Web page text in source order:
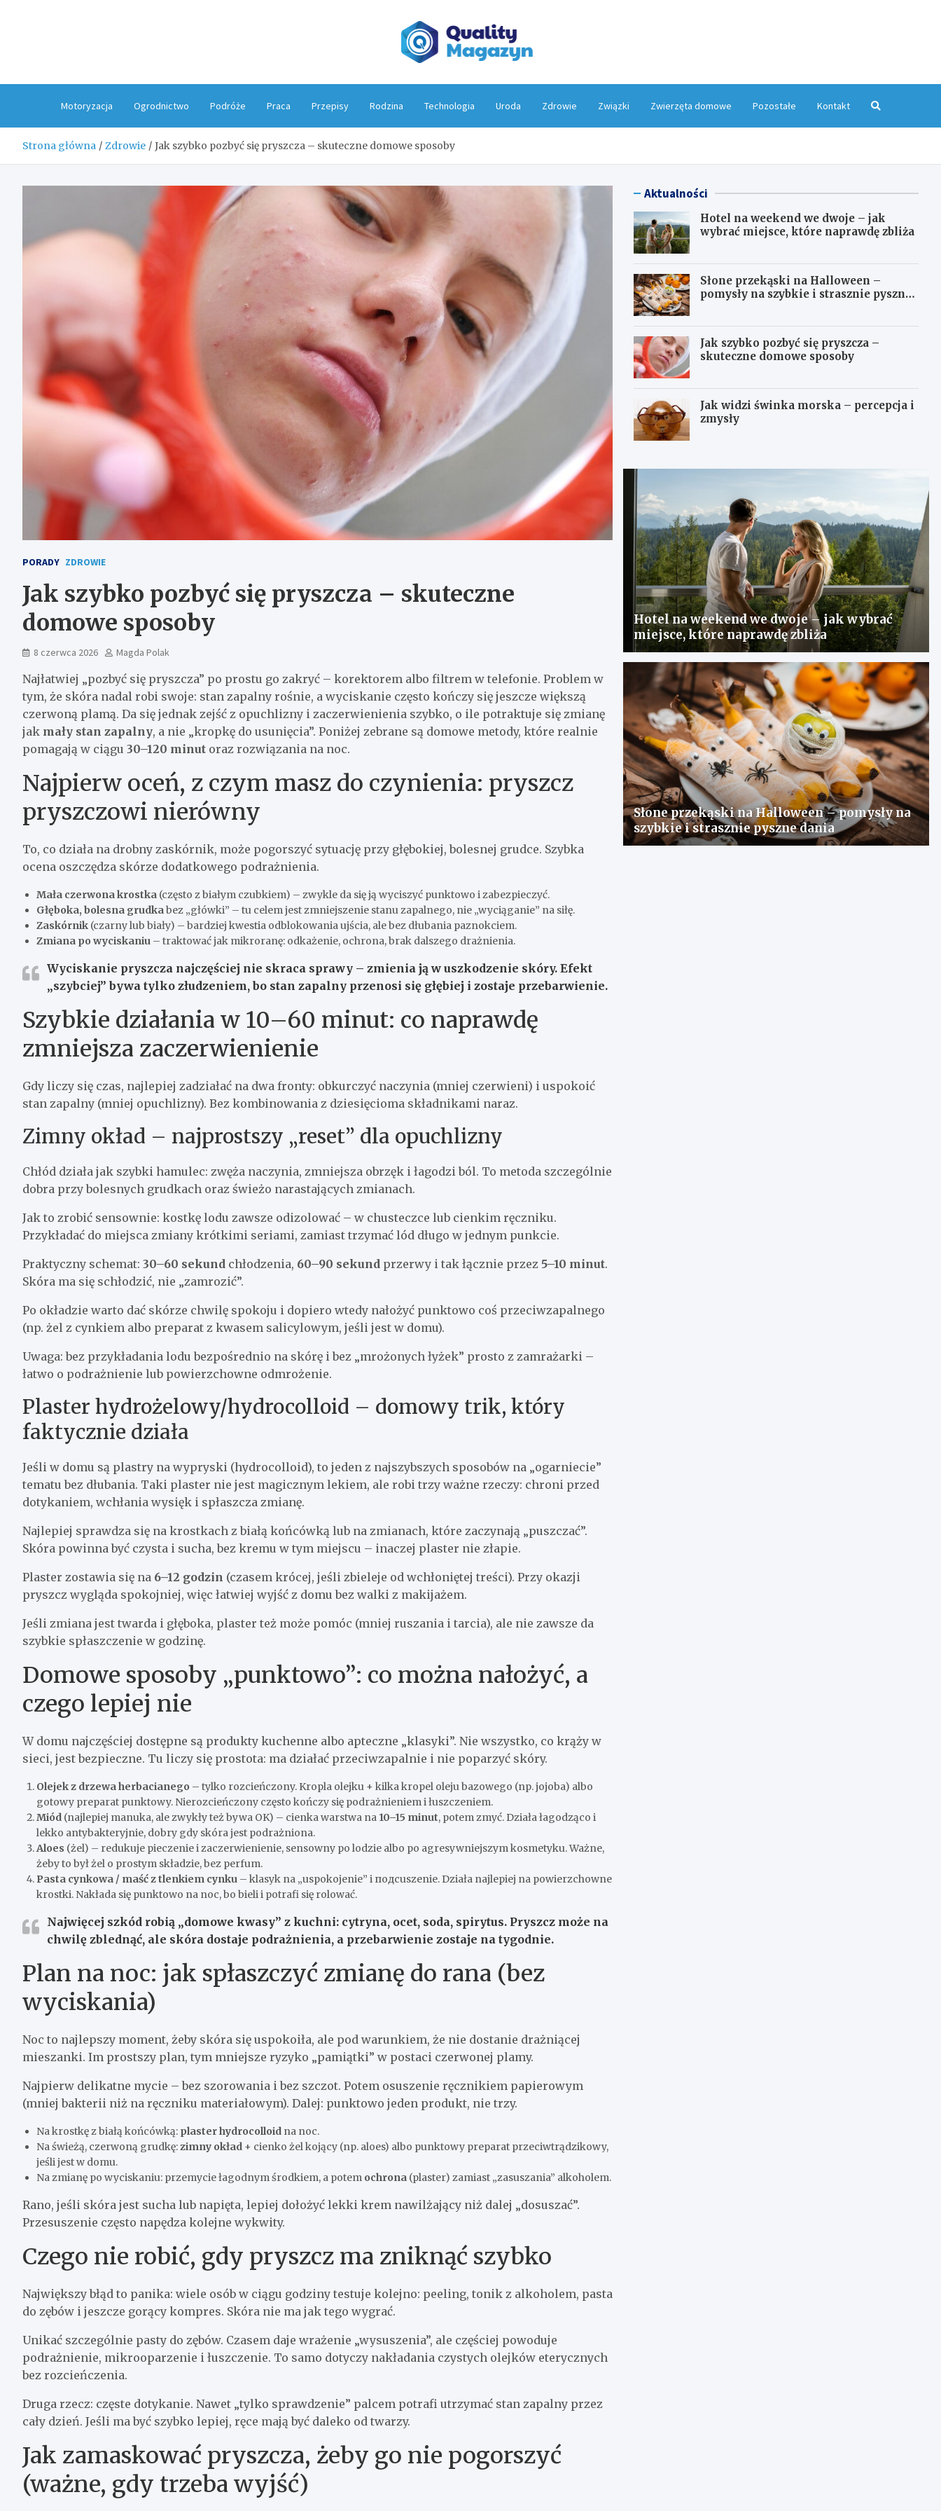
Motoryzacja Ogrodnictwo Podróże Praca Przepisy Rodzina Technologia Uroda Zdrowie Związki Zwierzęta domowe Pozostałe Kontakt
Strona główna Zdrowie Jak szybko pozbyć się pryszcza – skuteczne domowe sposoby
PORADY ZDROWIE
Jak szybko pozbyć się pryszcza – skuteczne
domowe sposoby
8 czerwca 2026 Magda Polak
Najłatwiej „pozbyć się pryszcza” po prostu go zakryć – korektorem albo filtrem w telefonie. Problem w
tym, że skóra nadal robi swoje: stan zapalny rośnie, a wyciskanie często kończy się jeszcze większą
czerwoną plamą. Da się jednak zejść z opuchlizny i zaczerwienienia szybko, o ile potraktuje się zmianę
jak mały stan zapalny, a nie „kropkę do usunięcia”. Poniżej zebrane są domowe metody, które realnie
pomagają w ciągu 30–120 minut oraz rozwiązania na noc.
Najpierw oceń, z czym masz do czynienia: pryszcz
pryszczowi nierówny
To, co działa na drobny zaskórnik, może pogorszyć sytuację przy głębokiej, bolesnej grudce. Szybka
ocena oszczędza skórze dodatkowego podrażnienia.
Mała czerwona krostka (często z białym czubkiem) – zwykle da się ją wyciszyć punktowo i zabezpieczyć.
Głęboka, bolesna grudkabez „główki” – tu celem jest zmniejszenie stanu zapalnego, nie „wyciąganie” na siłę.
Zaskórnik (czarny lub biały) – bardziej kwestia odblokowania ujścia, ale bez dłubania paznokciem.
Zmiana po wyciskaniu – traktować jak mikroranę: odkażenie, ochrona, brak dalszego drażnienia.
Wyciskanie pryszcza najczęściej nie skraca sprawy – zmienia ją w uszkodzenie skóry. Efekt
„szybciej” bywa tylko złudzeniem, bo stan zapalny przenosi się głębiej i zostaje przebarwienie.
Szybkie działania w 10–60 minut: co naprawdę
zmniejsza zaczerwienienie
Gdy liczy się czas, najlepiej zadziałać na dwa fronty: obkurczyć naczynia (mniej czerwieni) i uspokoić
stan zapalny (mniej opuchlizny). Bez kombinowania z dziesięcioma składnikami naraz.
Zimny okład – najprostszy „reset” dla opuchlizny
Chłód działa jak szybki hamulec: zwęża naczynia, zmniejsza obrzęk i łagodzi ból. To metoda szczególnie
dobra przy bolesnych grudkach oraz świeżo narastających zmianach.
Jak to zrobić sensownie: kostkę lodu zawsze odizolować – w chusteczce lub cienkim ręczniku.
Przykładać do miejsca zmiany krótkimi seriami, zamiast trzymać lód długo w jednym punkcie.
Praktyczny schemat: 30–60 sekund chłodzenia, 60–90 sekund przerwy i tak łącznie przez 5–10 minut.
Skóra ma się schłodzić, nie „zamrozić”.
Po okładzie warto dać skórze chwilę spokoju i dopiero wtedy nałożyć punktowo coś przeciwzapalnego
(np. żel z cynkiem albo preparat z kwasem salicylowym, jeśli jest w domu).
Uwaga: bez przykładania lodu bezpośrednio na skórę i bez „mrożonych łyżek” prosto z zamrażarki –
łatwo o podrażnienie lub powierzchowne odmrożenie.
Plaster hydrożelowy/hydrocolloid – domowy trik, który
faktycznie działa
Jeśli w domu są plastry na wypryski (hydrocolloid), to jeden z najszybszych sposobów na „ogarniecie”
tematu bez dłubania. Taki plaster nie jest magicznym lekiem, ale robi trzy ważne rzeczy: chroni przed
dotykaniem, wchłania wysięk i spłaszcza zmianę.
Najlepiej sprawdza się na krostkach z białą końcówką lub na zmianach, które zaczynają „puszczać”.
Skóra powinna być czysta i sucha, bez kremu w tym miejscu – inaczej plaster nie złapie.
Plaster zostawia się na 6–12 godzin (czasem krócej, jeśli zbieleje od wchłoniętej treści). Przy okazji
pryszcz wygląda spokojniej, więc łatwiej wyjść z domu bez walki z makijażem.
Jeśli zmiana jest twarda i głęboka, plaster też może pomóc (mniej ruszania i tarcia), ale nie zawsze da
szybkie spłaszczenie w godzinę.
Domowe sposoby „punktowo”: co można nałożyć, a
czego lepiej nie
W domu najczęściej dostępne są produkty kuchenne albo apteczne „klasyki”. Nie wszystko, co krąży w
sieci, jest bezpieczne. Tu liczy się prostota: ma działać przeciwzapalnie i nie poparzyć skóry.
Olejek z drzewa herbacianego – tylko rozcieńczony. Kropla olejku + kilka kropel oleju bazowego (np. jojoba) albo
gotowy preparat punktowy. Nierozcieńczony często kończy się podrażnieniem i łuszczeniem.
Miód (najlepiej manuka, ale zwykły też bywa OK) – cienka warstwa na 10–15 minut, potem zmyć. Działa łagodząco i
lekko antybakteryjnie, dobry gdy skóra jest podrażniona.
Aloes (żel) – redukuje pieczenie i zaczerwienienie, sensowny po lodzie albo po agresywniejszym kosmetyku. Ważne,
żeby to był żel o prostym składzie, bez perfum.
Pasta cynkowa / maść z tlenkiem cynku – klasyk na „uspokojenie” i подсuszenie. Działa najlepiej na powierzchowne
krostki. Nakłada się punktowo na noc, bo bieli i potrafi się rolować.
Najwięcej szkód robią „domowe kwasy” z kuchni: cytryna, ocet, soda, spirytus. Pryszcz może na
chwilę zblednąć, ale skóra dostaje podrażnienia, a przebarwienie zostaje na tygodnie.
Plan na noc: jak spłaszczyć zmianę do rana (bez
wyciskania)
Noc to najlepszy moment, żeby skóra się uspokoiła, ale pod warunkiem, że nie dostanie drażniącej
mieszanki. Im prostszy plan, tym mniejsze ryzyko „pamiątki” w postaci czerwonej plamy.
Najpierw delikatne mycie – bez szorowania i bez szczot. Potem osuszenie ręcznikiem papierowym
(mniej bakterii niż na ręczniku materiałowym). Dalej: punktowo jeden produkt, nie trzy.
Na krostkę z białą końcówką: plaster hydrocolloid na noc.
Na świeżą, czerwoną grudkę:zimny okład + cienko żel kojący (np. aloes) albo punktowy preparat przeciwtrądzikowy,
jeśli jest w domu.
Na zmianę po wyciskaniu: przemycie łagodnym środkiem, a potem ochrona (plaster) zamiast „zasuszania” alkoholem.
Rano, jeśli skóra jest sucha lub napięta, lepiej dołożyć lekki krem nawilżający niż dalej „dosuszać”.
Przesuszenie często napędza kolejne wykwity.
Czego nie robić, gdy pryszcz ma zniknąć szybko
Największy błąd to panika: wiele osób w ciągu godziny testuje kolejno: peeling, tonik z alkoholem, pasta
do zębów i jeszcze gorący kompres. Skóra nie ma jak tego wygrać.
Unikać szczególnie pasty do zębów. Czasem daje wrażenie „wysuszenia”, ale częściej powoduje
podrażnienie, mikrooparzenie i łuszczenie. To samo dotyczy nakładania czystych olejków eterycznych
bez rozcieńczenia.
Druga rzecz: częste dotykanie. Nawet „tylko sprawdzenie” palcem potrafi utrzymać stan zapalny przez
cały dzień. Jeśli ma być szybko lepiej, ręce mają być daleko od twarzy.
Jak zamaskować pryszcza, żeby go nie pogorszyć
(ważne, gdy trzeba wyjść)
Aktualności
Hotel na weekend we dwoje – jak
wybrać miejsce, które naprawdę zbliża
Słone przekąski na Halloween –
pomysły na szybkie i strasznie pyszne
Jak szybko pozbyć się pryszcza –
skuteczne domowe sposoby
Jak widzi świnka morska – percepcja i
zmysły
Hotel na weekend we dwoje – jak wybrać
miejsce, które naprawdę zbliża
Słone przekąski na Halloween – pomysły na
szybkie i strasznie pyszne dania